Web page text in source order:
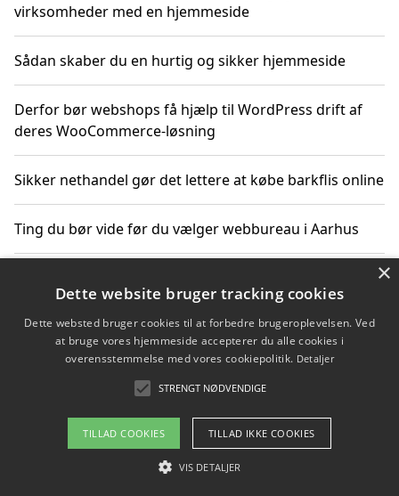
virksomheder med en hjemmeside
Sådan skaber du en hurtig og sikker hjemmeside
Derfor bør webshops få hjælp til WordPress drift af
deres WooCommerce-løsning
Sikker nethandel gør det lettere at købe barkflis online
Ting du bør vide før du vælger webbureau i Aarhus
Om / kontakt
Blog Betingelser
×
Dette website bruger tracking cookies
Dette websted bruger cookies til at forbedre brugeroplevelsen. Ved
at bruge vores hjemmeside accepterer du alle cookies i
overensstemmelse med vores cookiepolitik. Detaljer
STRENGT NØDVENDIGE
TILLAD COOKIES TILLAD IKKE COOKIES
VIS DETALJER